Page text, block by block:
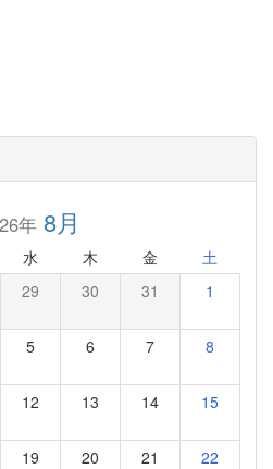
年8月
水 木 金 土
29 30 31 1
5 6 7 8
12 13 14 15
19 20 21 22